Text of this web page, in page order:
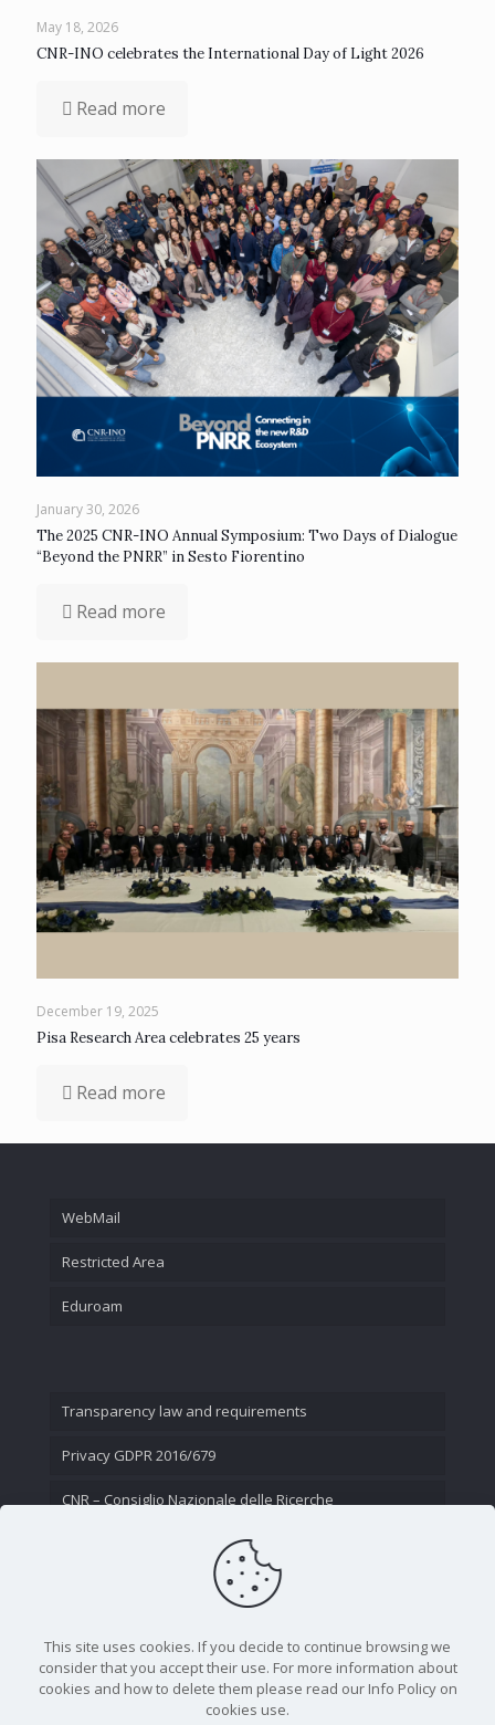
May 18, 2026
CNR-INO celebrates the International Day of Light 2026
Read more
January 30, 2026
The 2025 CNR-INO Annual Symposium: Two Days of Dialogue
“Beyond the PNRR” in Sesto Fiorentino
Read more
December 19, 2025
Pisa Research Area celebrates 25 years
Read more
WebMail
Restricted Area
Eduroam
Transparency law and requirements
Privacy GDPR 2016/679
CNR – Consiglio Nazionale delle Ricerche
This site uses cookies. If you decide to continue browsing we
consider that you accept their use. For more information about
cookies and how to delete them please read our Info Policy on
cookies use.